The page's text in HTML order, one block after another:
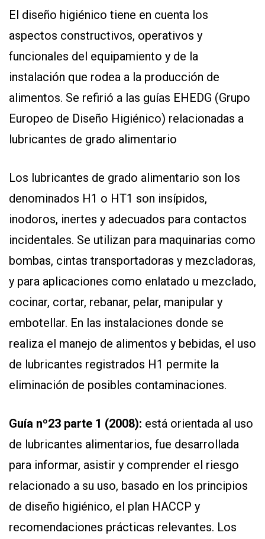
El diseño higiénico tiene en cuenta los
aspectos constructivos, operativos y
funcionales del equipamiento y de la
instalación que rodea a la producción de
alimentos. Se refirió a las guías EHEDG (Grupo
Europeo de Diseño Higiénico) relacionadas a
lubricantes de grado alimentario
Los lubricantes de grado alimentario son los
denominados H1 o HT1 son insípidos,
inodoros, inertes y adecuados para contactos
incidentales. Se utilizan para maquinarias como
bombas, cintas transportadoras y mezcladoras,
y para aplicaciones como enlatado u mezclado,
cocinar, cortar, rebanar, pelar, manipular y
embotellar. En las instalaciones donde se
realiza el manejo de alimentos y bebidas, el uso
de lubricantes registrados H1 permite la
eliminación de posibles contaminaciones.
Guía nº23 parte 1 (2008): está orientada al uso
de lubricantes alimentarios, fue desarrollada
para informar, asistir y comprender el riesgo
relacionado a su uso, basado en los principios
de diseño higiénico, el plan HACCP y
recomendaciones prácticas relevantes. Los